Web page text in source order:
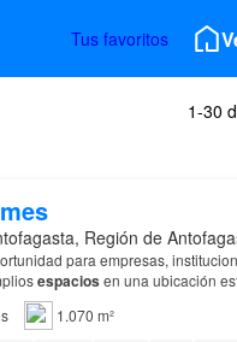
Tus favoritos
1-30
Región de
para empresas,
espacios en una ubicación
1.070 m²